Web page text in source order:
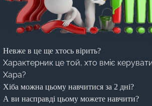
Невже в це ще хтось вірить?
Характерник це той, хто вміє
Хара?
Хіба можна цьому навчитися за 2 дні?
А ви насправді цьому можете навчити?